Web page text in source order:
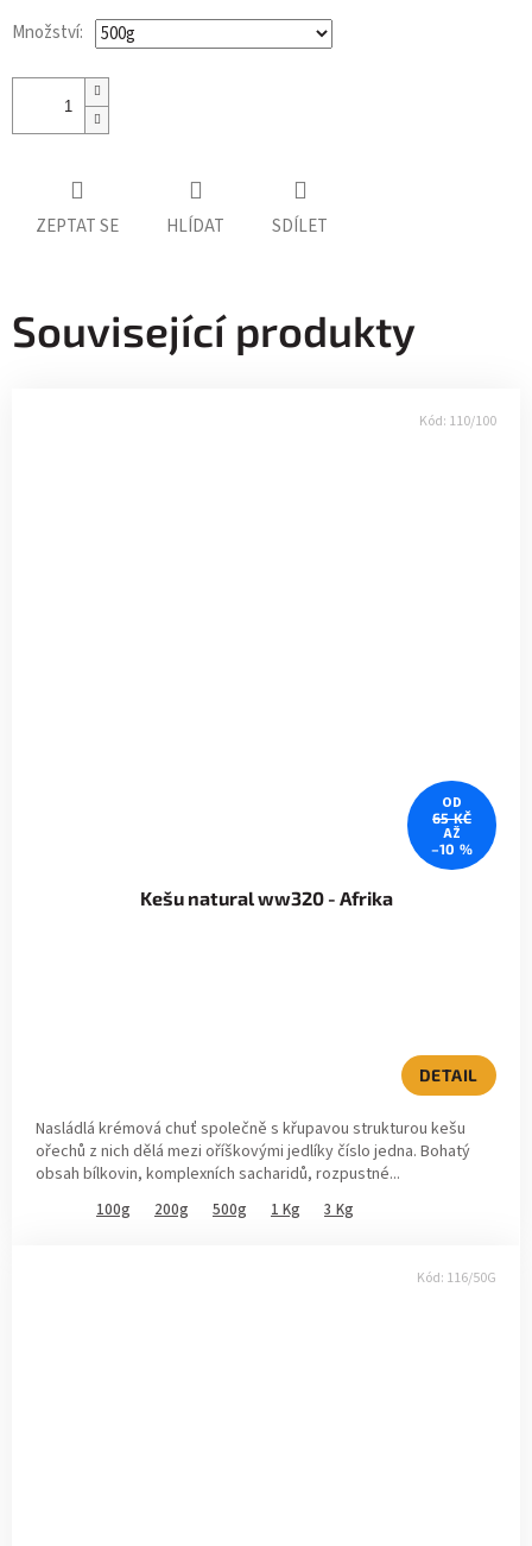
Množství:
ZEPTAT SE HLÍDAT SDÍLET
Související produkty
OD
65 KČ
AŽ
–10 %
Kešu natural ww320 - Afrika
5
hvězdiček.
DETAIL
Nasládlá krémová chuť společně s křupavou strukturou kešu
ořechů z nich dělá mezi oříškovými jedlíky číslo jedna. Bohatý
obsah bílkovin, komplexních sacharidů, rozpustné...
100g 200g 500g 1 Kg 3 Kg
Kód: 110/100
Kód: 116/50G